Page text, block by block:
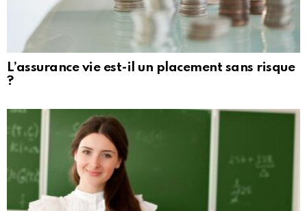
L’assurance vie est-il un placement sans risque
?